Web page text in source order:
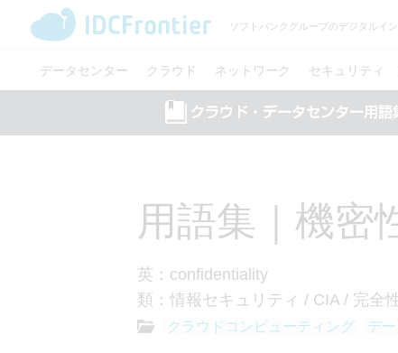
ソフトバンクグループのデジタルイ
データセンター クラウド ネットワーク セキュリティ
用語集｜機密
英：confidentiality
類：情報セキュリティ / CIA / 完全
クラウドコンピューティング デ